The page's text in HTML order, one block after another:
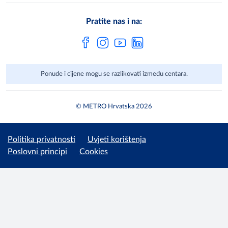
Pratite nas i na:
Ponude i cijene mogu se razlikovati između centara.
© METRO Hrvatska 2026
Politika privatnosti
Uvjeti korištenja
Poslovni principi
Cookies